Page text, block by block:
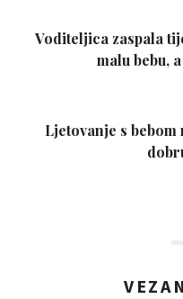
Voditeljica zaspala
malu bebu,
Ljetovanje s